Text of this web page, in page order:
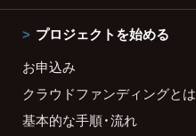
プロジェクトを始める
お申込み
クラウドファンディングとは
基本的な手順・流れ